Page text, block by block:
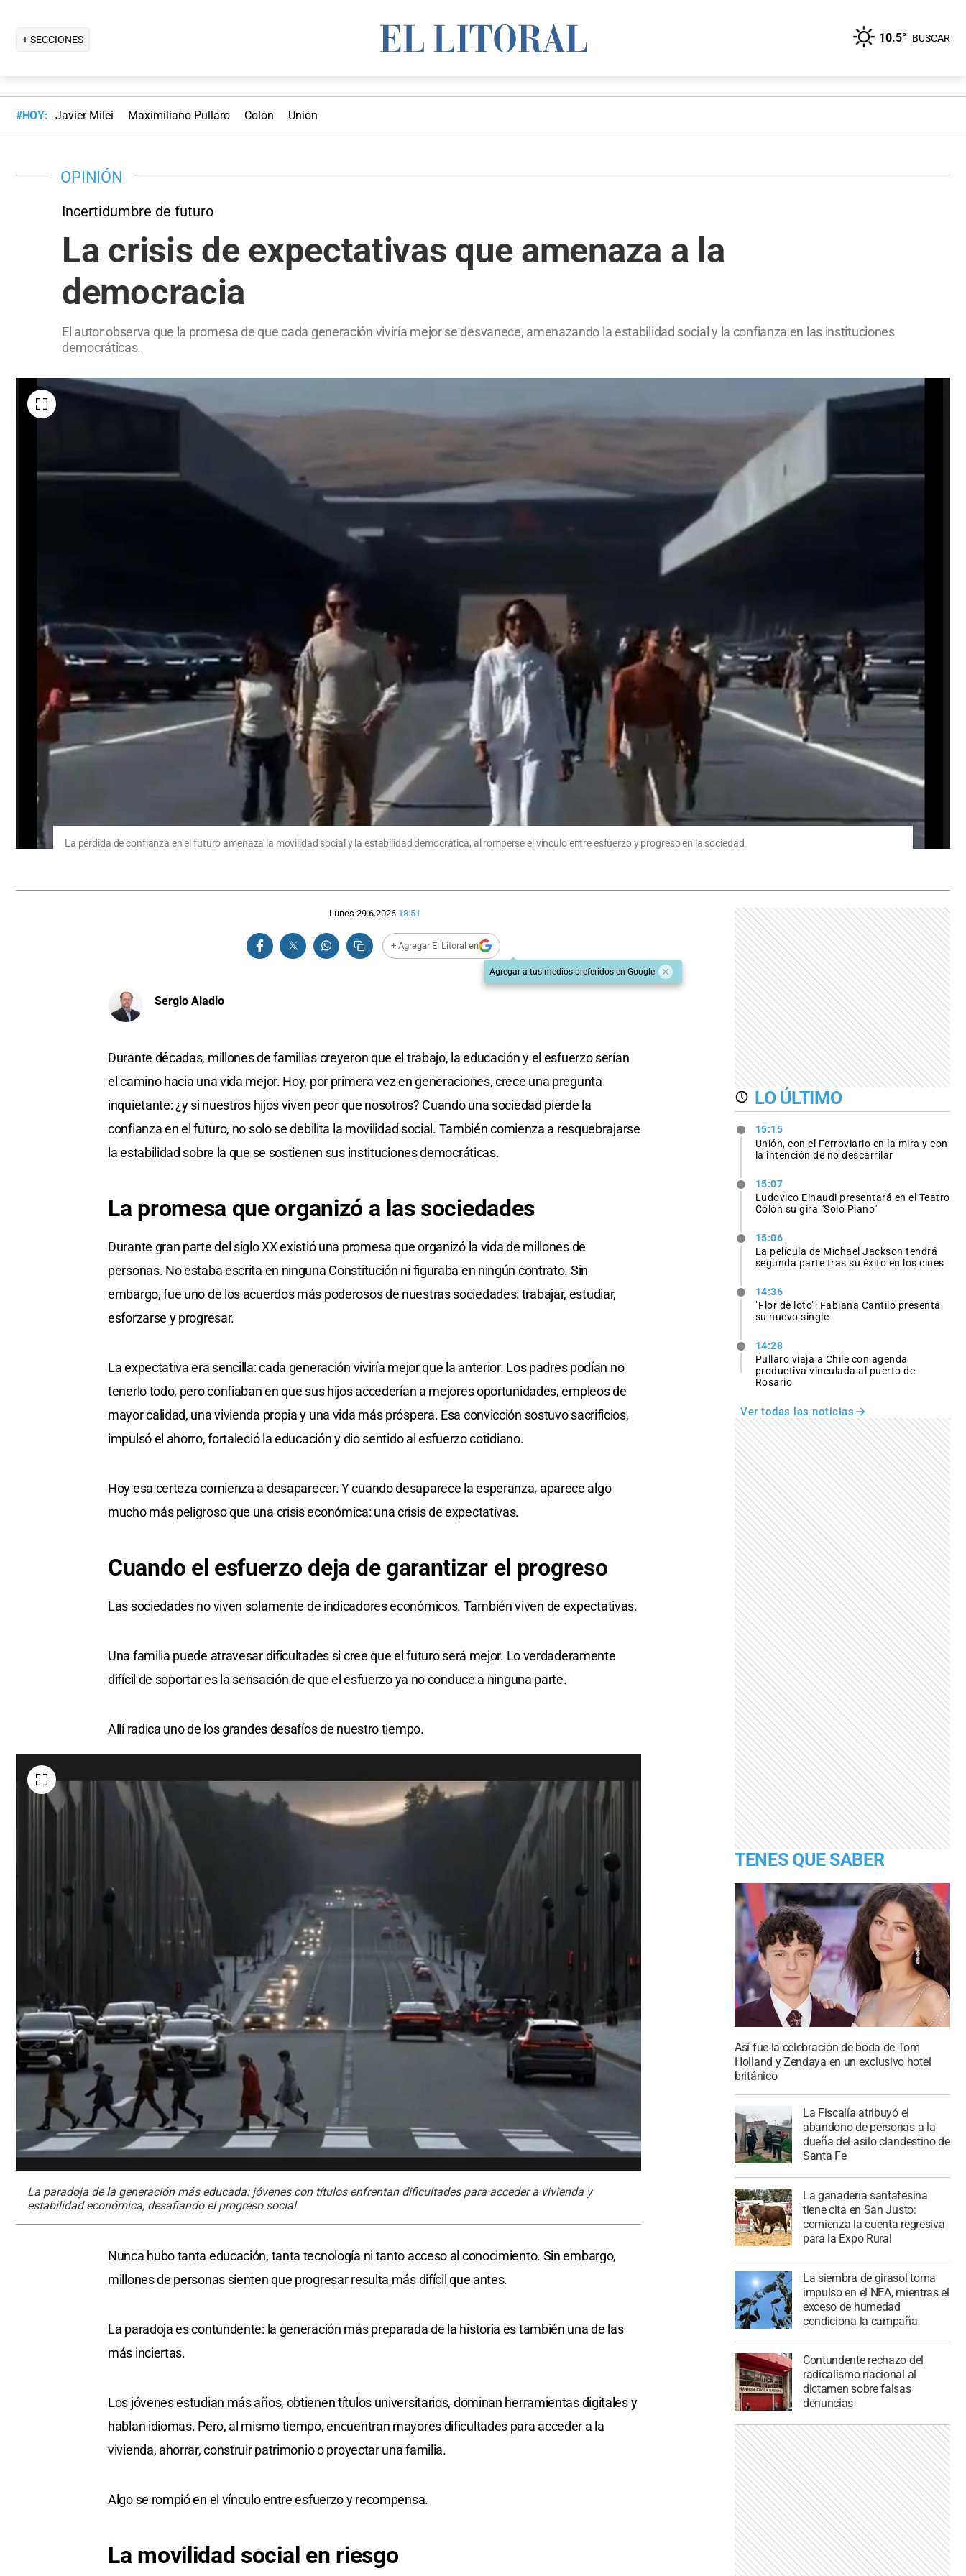
+ SECCIONES 10.5° BUSCAR
#HOY: Javier Milei Maximiliano Pullaro Colón Unión
OPINIÓN
Incertidumbre de futuro
La crisis de expectativas que amenaza a la
democracia
El autor observa que la promesa de que cada generación viviría mejor se desvanece, amenazando la estabilidad social y la confianza en las instituciones
democráticas.
La pérdida de confianza en el futuro amenaza la movilidad social y la estabilidad democrática, al romperse el vínculo entre esfuerzo y progreso en la sociedad.
Lunes 29.6.2026 18:51
+ Agregar El Litoral en
Agregar a tus medios preferidos en Google
Sergio Aladio
Durante décadas, millones de familias creyeron que el trabajo, la educación y el esfuerzo serían
el camino hacia una vida mejor. Hoy, por primera vez en generaciones, crece una pregunta
inquietante: ¿y si nuestros hijos viven peor que nosotros? Cuando una sociedad pierde la
confianza en el futuro, no solo se debilita la movilidad social. También comienza a resquebrajarse
la estabilidad sobre la que se sostienen sus instituciones democráticas.
La promesa que organizó a las sociedades
Durante gran parte del siglo XX existió una promesa que organizó la vida de millones de
personas. No estaba escrita en ninguna Constitución ni figuraba en ningún contrato. Sin
embargo, fue uno de los acuerdos más poderosos de nuestras sociedades: trabajar, estudiar,
esforzarse y progresar.
La expectativa era sencilla: cada generación viviría mejor que la anterior. Los padres podían no
tenerlo todo, pero confiaban en que sus hijos accederían a mejores oportunidades, empleos de
mayor calidad, una vivienda propia y una vida más próspera. Esa convicción sostuvo sacrificios,
impulsó el ahorro, fortaleció la educación y dio sentido al esfuerzo cotidiano.
Hoy esa certeza comienza a desaparecer. Y cuando desaparece la esperanza, aparece algo
mucho más peligroso que una crisis económica: una crisis de expectativas.
Cuando el esfuerzo deja de garantizar el progreso
Las sociedades no viven solamente de indicadores económicos. También viven de expectativas.
Una familia puede atravesar dificultades si cree que el futuro será mejor. Lo verdaderamente
difícil de soportar es la sensación de que el esfuerzo ya no conduce a ninguna parte.
Allí radica uno de los grandes desafíos de nuestro tiempo.
La paradoja de la generación más educada: jóvenes con títulos enfrentan dificultades para acceder a vivienda y
estabilidad económica, desafiando el progreso social.
Nunca hubo tanta educación, tanta tecnología ni tanto acceso al conocimiento. Sin embargo,
millones de personas sienten que progresar resulta más difícil que antes.
La paradoja es contundente: la generación más preparada de la historia es también una de las
más inciertas.
Los jóvenes estudian más años, obtienen títulos universitarios, dominan herramientas digitales y
hablan idiomas. Pero, al mismo tiempo, encuentran mayores dificultades para acceder a la
vivienda, ahorrar, construir patrimonio o proyectar una familia.
Algo se rompió en el vínculo entre esfuerzo y recompensa.
La movilidad social en riesgo
LO ÚLTIMO
15:15
Unión, con el Ferroviario en la mira y con
la intención de no descarrilar
15:07
Ludovico Einaudi presentará en el Teatro
Colón su gira "Solo Piano"
15:06
La película de Michael Jackson tendrá
segunda parte tras su éxito en los cines
14:36
"Flor de loto": Fabiana Cantilo presenta
su nuevo single
14:28
Pullaro viaja a Chile con agenda
productiva vinculada al puerto de
Rosario
Ver todas las noticias
TENES QUE SABER
Así fue la celebración de boda de Tom
Holland y Zendaya en un exclusivo hotel
británico
La Fiscalía atribuyó el
abandono de personas a la
dueña del asilo clandestino de
Santa Fe
La ganadería santafesina
tiene cita en San Justo:
comienza la cuenta regresiva
para la Expo Rural
La siembra de girasol toma
impulso en el NEA, mientras el
exceso de humedad
condiciona la campaña
Contundente rechazo del
radicalismo nacional al
dictamen sobre falsas
denuncias